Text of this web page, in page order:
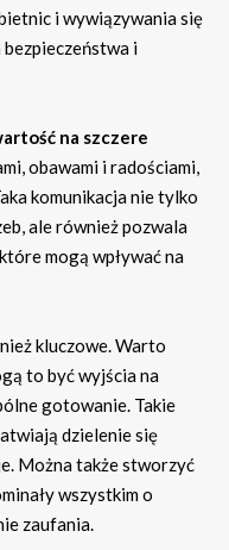
i wywiązywania się
i
na szczere
obawami i radościami,
komunikacja nie tylko
ale również pozwala
mogą wpływać na
kluczowe. Warto
to być wyjścia na
gotowanie. Takie
dzielenie się
Można także stworzyć
wszystkim o
zaufania.